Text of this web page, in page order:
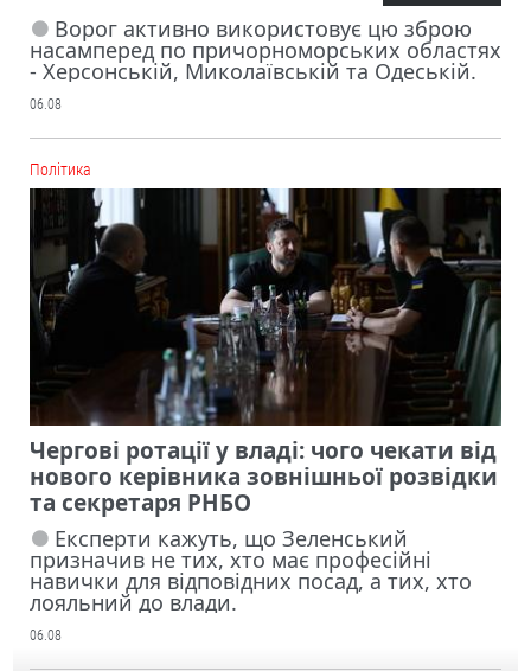
Ворог активно використовує цю зброю
насамперед по причорноморських областях
- Херсонській, Миколаївській та Одеській.
06.08
Політика
Чергові ротації у владі: чого чекати від
нового керівника зовнішньої розвідки
та секретаря РНБО
Експерти кажуть, що Зеленський
призначив не тих, хто має професійні
навички для відповідних посад, а тих, хто
лояльний до влади.
06.08